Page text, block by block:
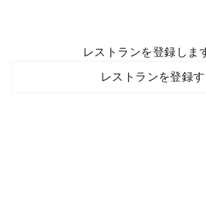
レストランを登録しま
レストランを登録す